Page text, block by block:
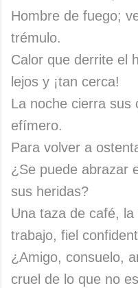
Hombre de fuego;
trémulo.
Calor que derrite el
lejos y ¡tan cerca!
La noche cierra sus
efímero.
Para volver a
¿Se puede abrazar
sus heridas?
Una taza de café,
trabajo, fiel
¿Amigo, consuelo,
cruel de lo que no